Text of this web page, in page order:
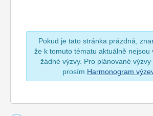
Pokud je tato stránka prázdná,
že k tomuto tématu aktuálně nejsou
žádné výzvy. Pro plánované výzvy
prosím Harmonogram